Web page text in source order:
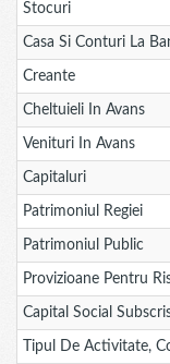
Stocuri
Casa Si Conturi La
Creante
Cheltuieli In Avans
Venituri In Avans
Capitaluri
Patrimoniul Regiei
Patrimoniul Public
Provizioane Pentru
Capital Social
Tipul De Activitate,